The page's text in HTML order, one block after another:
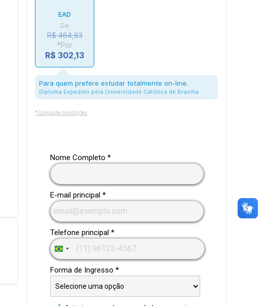
EAD
De
R$ 464,83
*Por
R$ 302,13
Para quem prefere estudar totalmente on-line.
Diploma Expedido pela Universidade Católica de Brasília
*Consulte condições